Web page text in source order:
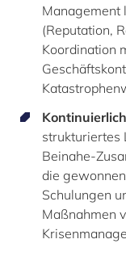
(Reputation,
Koordination
strukturiertes
Beinahe-
die
Schulungen
Maßnahmen